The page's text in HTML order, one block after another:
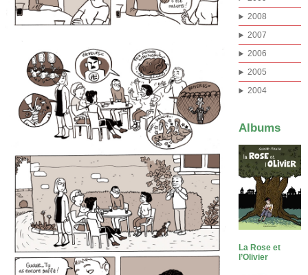
2008
2007
2006
2005
2004
Albums
La Rose et
l’Olivier